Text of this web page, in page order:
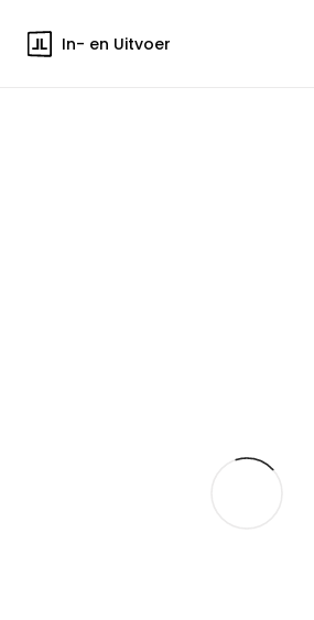
In- en Uitvoer